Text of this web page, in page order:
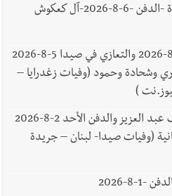
وفاة الحاجة رقية محمد حمودة -الدفن -6-8-2026-آل كعكوش
وفاة مصطفى محمد موسى 3-8-2026 والتعازي في صيدا 5-8-2026
وشحادة وحمود (وفيات زغدرايا –
)
وفاة الشاب موسى محمد خلف عبد العزيز والدفن الأحد 2-8-2026
(وفيات صيدا- لبنان – جريدة
8-2026